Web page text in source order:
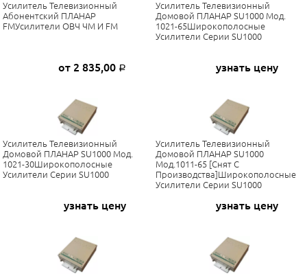
Усилитель Телевизионный
Абонентский ПЛАНАР
FMУсилители ОВЧ ЧМ И FM
от 2 835,00 Р
Усилитель Телевизионный
Домовой ПЛАНАР SU1000 Мод.
1021-65Широкополосные
Усилители Серии SU1000
узнать цену
Усилитель Телевизионный
Домовой ПЛАНАР SU1000 Мод.
1021-30Широкополосные
Усилители Серии SU1000
узнать цену
Усилитель Телевизионный
Домовой ПЛАНАР SU1000
Мод.1011-65 [Снят С
Производства]Широкополосные
Усилители Серии SU1000
узнать цену